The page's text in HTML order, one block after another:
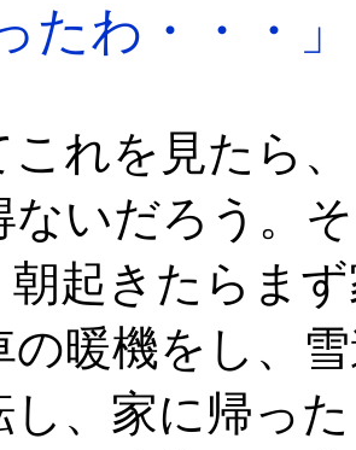
たわ・・・」
これを見たら
ないだろう。
朝起きたらま
の暖機をし、
し、家に帰っ